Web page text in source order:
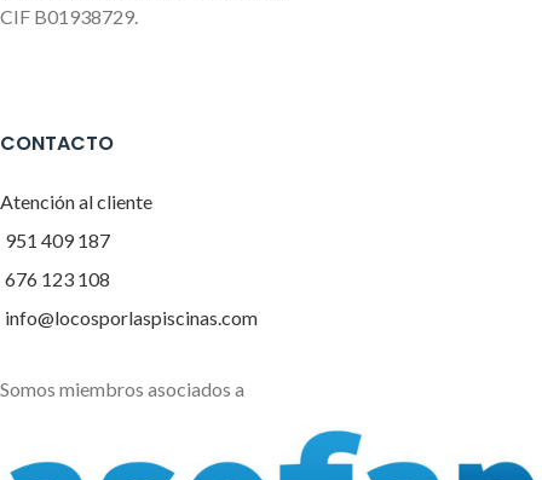
CIF B01938729.
CONTACTO
Atención al cliente
951 409 187
676 123 108
info@locosporlaspiscinas.com
Somos miembros asociados a